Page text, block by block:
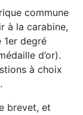
commune
à la carabine,
1er degré
d’or).
à choix
brevet, et